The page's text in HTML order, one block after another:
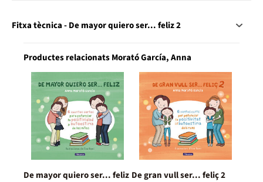
Fitxa tècnica - De mayor quiero ser... feliz 2
Productes relacionats Morató García, Anna
De mayor quiero ser... feliz De gran vull ser... feliç 2